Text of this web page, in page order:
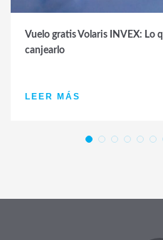
Vuelo gratis Volaris INVEX: Lo
canjearlo
LEER MÁS